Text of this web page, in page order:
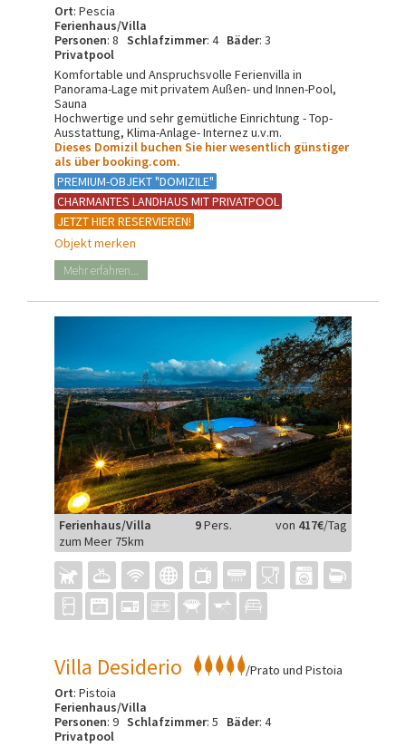
Ort: Pescia
Ferienhaus/Villa
Personen: 8 Schlafzimmer: 4 Bäder: 3
Privatpool
Komfortable und Anspruchsvolle Ferienvilla in
Panorama-Lage mit privatem Außen- und Innen-Pool,
Sauna
Hochwertige und sehr gemütliche Einrichtung - Top-
Ausstattung, Klima-Anlage- Internez u.v.m.
Dieses Domizil buchen Sie hier wesentlich günstiger
als über booking.com.
PREMIUM-OBJEKT "DOMIZILE"
CHARMANTES LANDHAUS MIT PRIVATPOOL
JETZT HIER RESERVIEREN!
Objekt merken
Mehr erfahren...
Ferienhaus/Villa 9Pers. von 417€/Tag
zum Meer 75km
Villa Desiderio
/Prato und Pistoia
Ort: Pistoia
Ferienhaus/Villa
Personen: 9 Schlafzimmer: 5 Bäder: 4
Privatpool